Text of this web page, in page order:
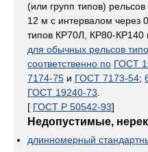
(или групп типов)
12 м с интервалом через
типов КР70Л, КР80-КР140
для обычных рельсов
соответственно по ГОСТ
7174-75 и ГОСТ 7173-54;
ГОСТ 19240-73
[ ГОСТ Р 50542-93]
Недопустимые,
длинномерный